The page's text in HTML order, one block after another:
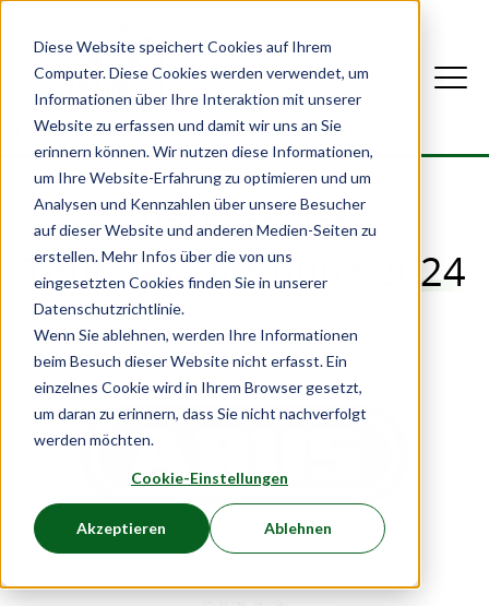
Diese Website speichert Cookies auf Ihrem
Computer. Diese Cookies werden verwendet, um
Informationen über Ihre Interaktion mit unserer
Website zu erfassen und damit wir uns an Sie
erinnern können. Wir nutzen diese Informationen,
um Ihre Website-Erfahrung zu optimieren und um
Analysen und Kennzahlen über unsere Besucher
auf dieser Website und anderen Medien-Seiten zu
erstellen. Mehr Infos über die von uns
eingesetzten Cookies finden Sie in unserer
Datenschutzrichtlinie.
Wenn Sie ablehnen, werden Ihre Informationen
beim Besuch dieser Website nicht erfasst. Ein
einzelnes Cookie wird in Ihrem Browser gesetzt,
um daran zu erinnern, dass Sie nicht nachverfolgt
werden möchten.
Cookie-Einstellungen
Akzeptieren Ablehnen
Partner der
Tour der Hoffnung 2024